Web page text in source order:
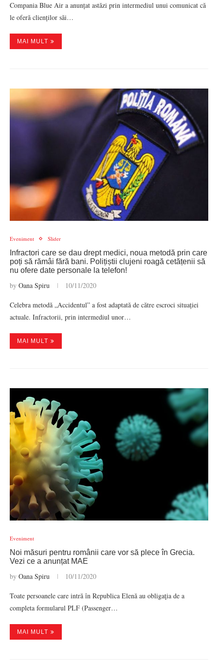
Compania Blue Air a anunțat astăzi prin intermediul unui comunicat că
le oferă clienților săi…
MAI MULT
Eveniment Slider
Infractori care se dau drept medici, noua metodă prin care
poți să rămâi fără bani. Polițiștii clujeni roagă cetățenii să
nu ofere date personale la telefon!
by Oana Spiru 10/11/2020
Celebra metodă „Accidentul” a fost adaptată de către escroci situației
actuale. Infractorii, prin intermediul unor…
MAI MULT
Eveniment
Noi măsuri pentru românii care vor să plece în Grecia.
Vezi ce a anunțat MAE
by Oana Spiru 10/11/2020
Toate persoanele care intră în Republica Elenă au obligaţia de a
completa formularul PLF (Passenger…
MAI MULT